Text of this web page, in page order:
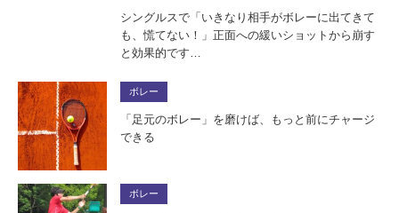
シングルスで「いきなり相手がボレーに出てきて
も、慌てない！」正面への緩いショットから崩す
と効果的です…
ボレー
「足元のボレー」を磨けば、もっと前にチャージ
できる
ボレー